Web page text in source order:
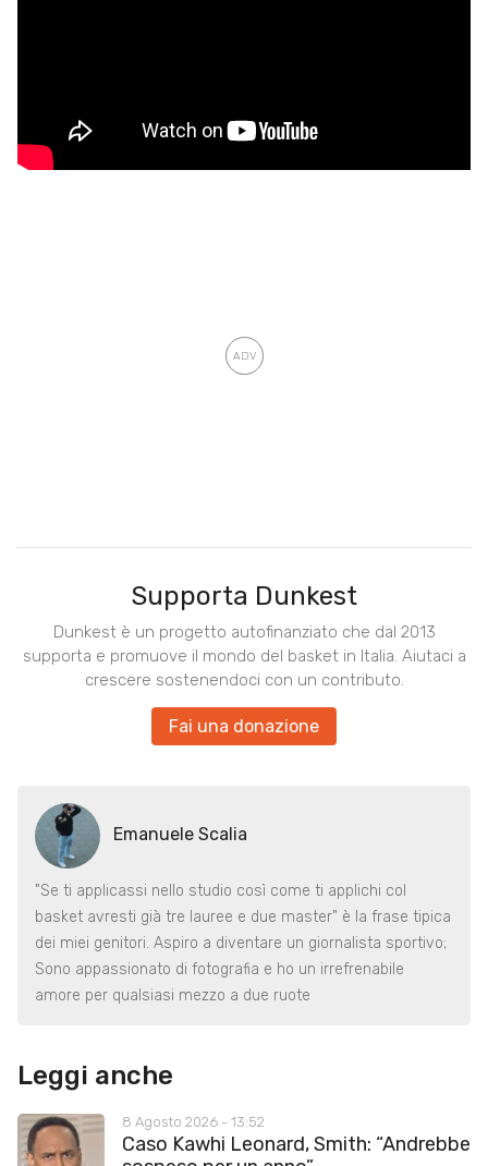
Supporta Dunkest
Dunkest è un progetto autofinanziato che dal 2013
supporta e promuove il mondo del basket in Italia. Aiutaci a
crescere sostenendoci con un contributo.
Fai una donazione
Emanuele Scalia
"Se ti applicassi nello studio così come ti applichi col
basket avresti già tre lauree e due master" è la frase tipica
dei miei genitori. Aspiro a diventare un giornalista sportivo;
Sono appassionato di fotografia e ho un irrefrenabile
amore per qualsiasi mezzo a due ruote
Leggi anche
8 Agosto 2026 - 13:52
Caso Kawhi Leonard, Smith: “Andrebbe